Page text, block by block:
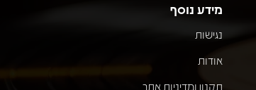
מידע נוסף
נגישות
אודות
תקנון ומדיניות אתר